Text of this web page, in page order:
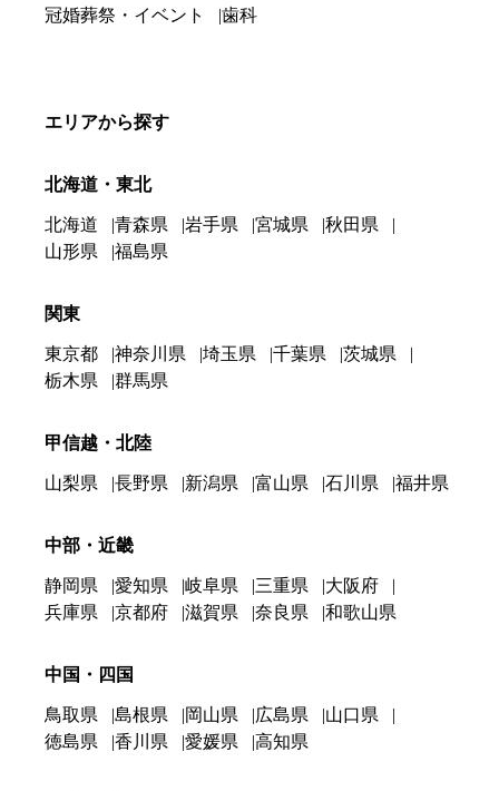
冠婚葬祭・イベント
歯科
エリアから探す
北海道・東北
北海道 青森県 岩手県 宮城県
秋田県
山形県
福島県
関東
東京都 神奈川県 埼玉県 千葉県
茨城県
栃木県
群馬県
甲信越・北陸
山梨県 長野県 新潟県 富山県 石川県 福井県
中部・近畿
静岡県 愛知県 岐阜県 三重県
大阪府
兵庫県
京都府 滋賀県 奈良県 和歌山県
中国・四国
鳥取県 島根県 岡山県 広島県
山口県
徳島県
香川県 愛媛県 高知県